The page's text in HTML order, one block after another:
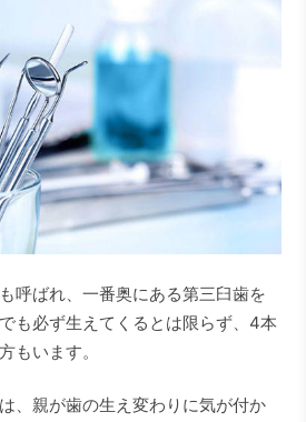
呼ばれ、一番奥にある第三臼歯を
も必ず生えてくるとは限らず、4本
もいます。
、親が歯の生え変わりに気が付か